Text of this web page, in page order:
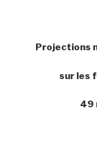
Projections
sur les
49